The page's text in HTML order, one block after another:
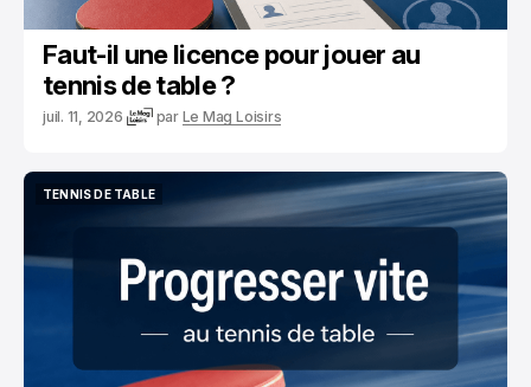
Faut-il une licence pour jouer au
tennis de table ?
juil. 11, 2026 par Le Mag Loisirs
TENNIS DE TABLE